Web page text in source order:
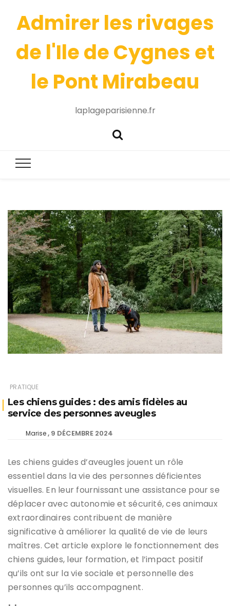
Admirer les rivages
de l'Ile de Cygnes et
le Pont Mirabeau
laplageparisienne.fr
PRATIQUE
Les chiens guides : des amis fidèles au
service des personnes aveugles
Marise 9 DÉCEMBRE 2024
Les chiens guides d’aveugles jouent un rôle
essentiel dans la vie des personnes déficientes
visuelles. En leur fournissant une assistance pour se
déplacer avec autonomie et sécurité, ces animaux
extraordinaires contribuent de manière
significative à améliorer la qualité de vie de leurs
maîtres. Cet article explore le fonctionnement des
chiens guides, leur formation, et l’impact positif
qu’ils ont sur la vie sociale et personnelle des
personnes qu’ils accompagnent.